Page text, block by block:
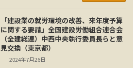
「建設業の就労環境の改善、来年度予算
に関する要請」全国建設労働組合連合会
（全建総連）中西中央執行委員長らと意
見交換（東京都）
2024年7月26日